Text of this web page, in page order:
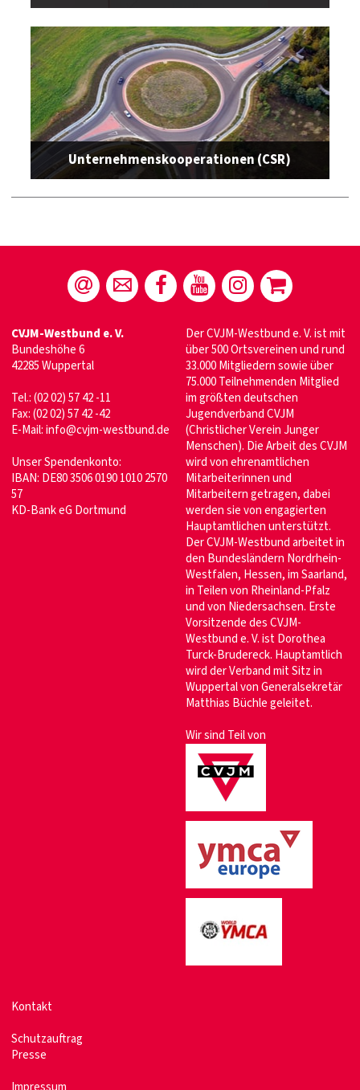
Unternehmenskooperationen (CSR)
CVJM-Westbund e. V.
Bundeshöhe 6
42285 Wuppertal
Tel.: (02 02) 57 42 -11
Fax: (02 02) 57 42 -42
E-Mail:info@cvjm-westbund.de
Unser Spendenkonto:
IBAN: DE80 3506 0190 1010 2570
57
KD-Bank eG Dortmund
Der CVJM-Westbund e. V. ist mit
über 500 Ortsvereinen und rund
33.000 Mitgliedern sowie über
75.000 Teilnehmenden Mitglied
im größten deutschen
Jugendverband CVJM
(Christlicher Verein Junger
Menschen). Die Arbeit des CVJM
wird von ehrenamtlichen
Mitarbeiterinnen und
Mitarbeitern getragen, dabei
werden sie von engagierten
Hauptamtlichen unterstützt.
Der CVJM-Westbund arbeitet in
den Bundesländern Nordrhein-
Westfalen, Hessen, im Saarland,
in Teilen von Rheinland-Pfalz
und von Niedersachsen. Erste
Vorsitzende des CVJM-
Westbund e. V. ist Dorothea
Turck-Brudereck. Hauptamtlich
wird der Verband mit Sitz in
Wuppertal von Generalsekretär
Matthias Büchle geleitet.
Wir sind Teil von
Kontakt
Schutzauftrag
Presse